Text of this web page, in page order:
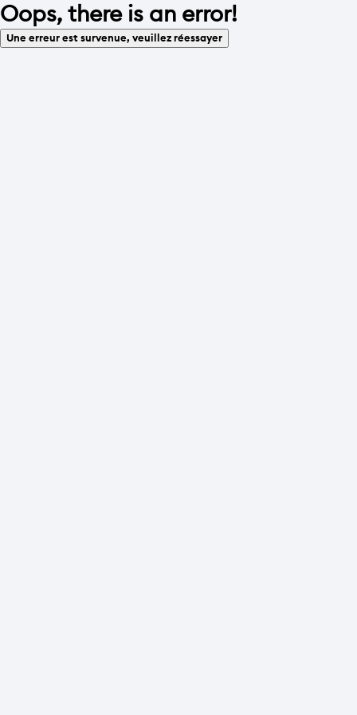
Oops, there is an error!
Une erreur est survenue, veuillez réessayer